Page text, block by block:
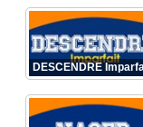
DESCENDRE